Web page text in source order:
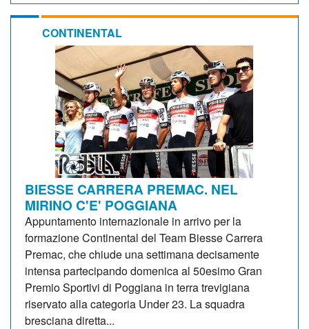
CONTINENTAL
BIESSE CARRERA PREMAC. NEL
MIRINO C'E' POGGIANA
Appuntamento internazionale in arrivo per la
formazione Continental del Team Biesse Carrera
Premac, che chiude una settimana decisamente
intensa partecipando domenica al 50esimo Gran
Premio Sportivi di Poggiana in terra trevigiana
riservato alla categoria Under 23. La squadra
bresciana diretta...